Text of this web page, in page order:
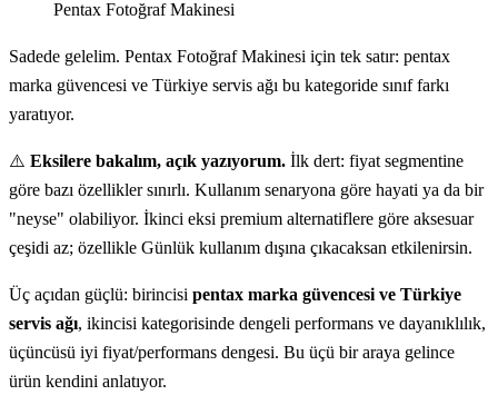
Pentax Fotoğraf Makinesi
Sadede gelelim. Pentax Fotoğraf Makinesi için tek satır: pentax
marka güvencesi ve Türkiye servis ağı bu kategoride sınıf farkı
yaratıyor.
⚠️ Eksilere bakalım, açık yazıyorum. İlk dert: fiyat segmentine
göre bazı özellikler sınırlı. Kullanım senaryona göre hayati ya da bir
"neyse" olabiliyor. İkinci eksi premium alternatiflere göre aksesuar
çeşidi az; özellikle Günlük kullanım dışına çıkacaksan etkilenirsin.
Üç açıdan güçlü: birincisi pentax marka güvencesi ve Türkiye
servis ağı, ikincisi kategorisinde dengeli performans ve dayanıklılık,
üçüncüsü iyi fiyat/performans dengesi. Bu üçü bir araya gelince
ürün kendini anlatıyor.